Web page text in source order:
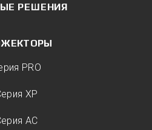
РЕШЕНИЯ
PRO
XP
AC